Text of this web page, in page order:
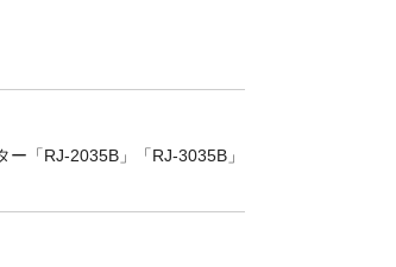
「RJ-2035B」「RJ-3035B」